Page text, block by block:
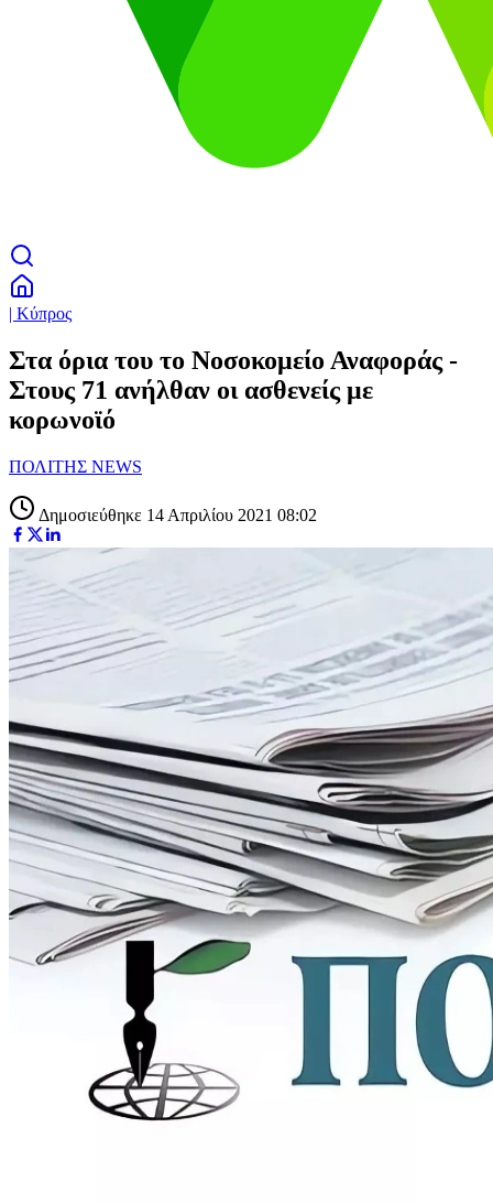
| Κύπρος
Στα όρια του το Νοσοκομείο Αναφοράς -
Στους 71 ανήλθαν οι ασθενείς με
κορωνοϊό
ΠΟΛΙΤΗΣ NEWS
Δημοσιεύθηκε 14 Απριλίου 2021 08:02